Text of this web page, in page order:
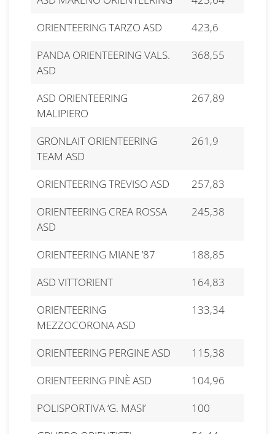
ORIENTEERING TARZO ASD
423,6
PANDA ORIENTEERING VALS.
ASD
368,55
ASD ORIENTEERING
MALIPIERO
267,89
GRONLAIT ORIENTEERING
TEAM ASD
261,9
ORIENTEERING TREVISO ASD
257,83
ORIENTEERING CREA ROSSA
ASD
245,38
ORIENTEERING MIANE ’87
188,85
ASD VITTORIENT
164,83
ORIENTEERING
MEZZOCORONA ASD
133,34
ORIENTEERING PERGINE ASD
115,38
ORIENTEERING PINÈ ASD
104,96
POLISPORTIVA ‘G. MASI’
100